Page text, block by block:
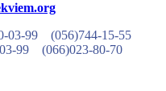
03-99
(056)744-15-55
99
(066)023-80-70